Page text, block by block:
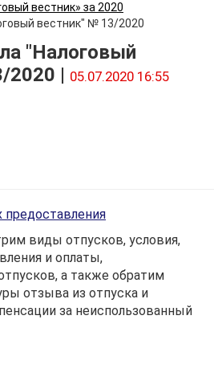
вестник» за 2020
вестник" № 13/2020
"Налоговый
2020 | 05.07.2020 16:55
предоставления
виды отпусков, условия,
и оплаты,
а также обратим
отзыва из отпуска и
за неиспользованный